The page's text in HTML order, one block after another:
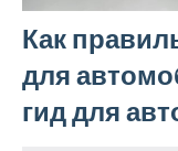
Как
для
гид для